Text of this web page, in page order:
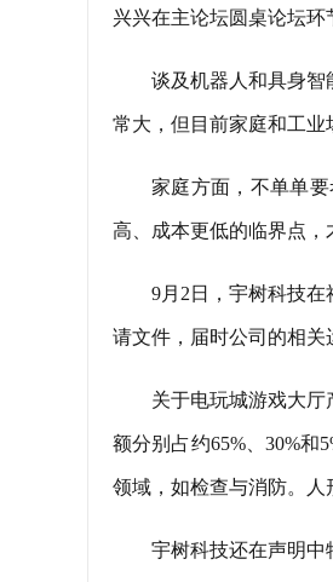
兴兴在主论坛圆桌论坛环
谈及机器人和具身智
常大，但目前家庭和工业
家庭方面，不单单
高、成本更低的临界点，
9月2日，宇树科技在
请文件，届时公司的相关
关于电玩城游戏大厅
额分别占约65%、30%和
领域，如检查与消防。人
宇树科技还在声明中